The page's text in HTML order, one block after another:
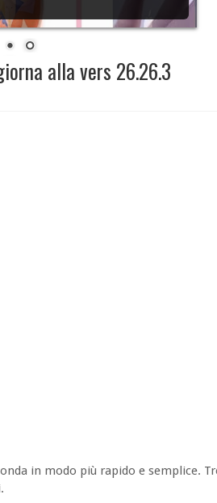
alla vers 26.26.3
in modo più rapido e semplice.